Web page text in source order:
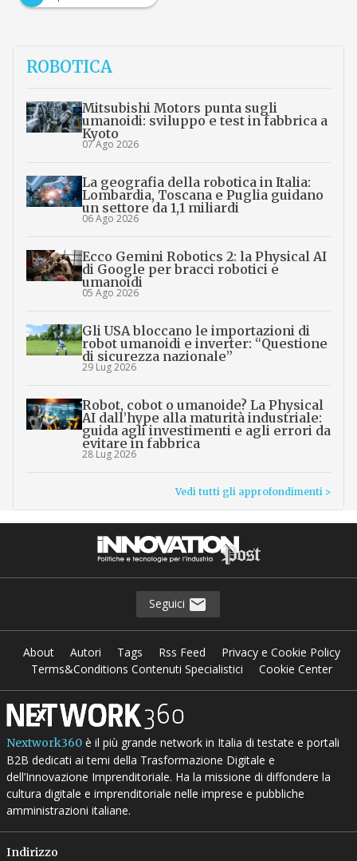
ROBOTICA
Mitsubishi Motors punta sugli
umanoidi: sviluppo e test in fabbrica a
Kyoto
07 Ago 2026
La geografia della robotica in Italia:
Lombardia, Toscana e Puglia guidano
un settore da 1,1 miliardi
06 Ago 2026
Ecco Gemini Robotics 2: la Physical AI
di Google per bracci robotici e
umanoidi
05 Ago 2026
Gli USA bloccano le importazioni di
robot umanoidi e inverter: “Questione
di sicurezza nazionale”
29 Lug 2026
Robot, cobot o umanoide? La Physical
AI dall’hype alla maturità industriale:
guida agli investimenti e agli errori da
evitare in fabbrica
28 Lug 2026
Vedi tutti gli approfondimenti >
Seguici
About Autori Tags Rss Feed
Privacy e Cookie Policy
Terms&Conditions Contenuti Specialistici
Cookie Center
Nextwork360è il più grande network in Italia di testate e portali
B2B dedicati ai temi della Trasformazione Digitale e
dell’Innovazione Imprenditoriale. Ha la missione di diffondere la
cultura digitale e imprenditoriale nelle imprese e pubbliche
amministrazioni italiane.
Indirizzo